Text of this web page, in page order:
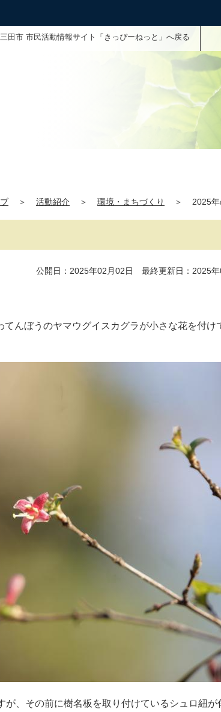
三田市 市民活動情報サイト「きっぴーねっと」へ戻る
＞ 活動紹介 ＞ 環境・まちづくり ＞ 2025
公開日：2025年02月02日 最終更新日：2025
んぼうのヤマウグイスカグラが小さな花を付け
、その前に樹名板を取り付けているシュロ紐が